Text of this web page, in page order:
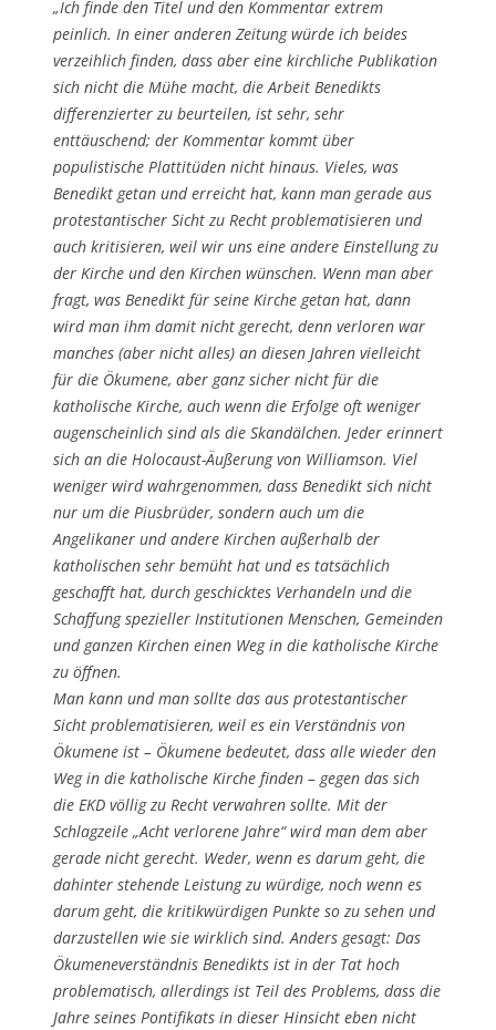
„Ich finde den Titel und den Kommentar extrem
peinlich. In einer anderen Zeitung würde ich beides
verzeihlich finden, dass aber eine kirchliche Publikation
sich nicht die Mühe macht, die Arbeit Benedikts
differenzierter zu beurteilen, ist sehr, sehr
enttäuschend; der Kommentar kommt über
populistische Plattitüden nicht hinaus. Vieles, was
Benedikt getan und erreicht hat, kann man gerade aus
protestantischer Sicht zu Recht problematisieren und
auch kritisieren, weil wir uns eine andere Einstellung zu
der Kirche und den Kirchen wünschen. Wenn man aber
fragt, was Benedikt für seine Kirche getan hat, dann
wird man ihm damit nicht gerecht, denn verloren war
manches (aber nicht alles) an diesen Jahren vielleicht
für die Ökumene, aber ganz sicher nicht für die
katholische Kirche, auch wenn die Erfolge oft weniger
augenscheinlich sind als die Skandälchen. Jeder erinnert
sich an die Holocaust-Äußerung von Williamson. Viel
weniger wird wahrgenommen, dass Benedikt sich nicht
nur um die Piusbrüder, sondern auch um die
Angelikaner und andere Kirchen außerhalb der
katholischen sehr bemüht hat und es tatsächlich
geschafft hat, durch geschicktes Verhandeln und die
Schaffung spezieller Institutionen Menschen, Gemeinden
und ganzen Kirchen einen Weg in die katholische Kirche
zu öffnen.
Man kann und man sollte das aus protestantischer
Sicht problematisieren, weil es ein Verständnis von
Ökumene ist – Ökumene bedeutet, dass alle wieder den
Weg in die katholische Kirche finden – gegen das sich
die EKD völlig zu Recht verwahren sollte. Mit der
Schlagzeile „Acht verlorene Jahre“ wird man dem aber
gerade nicht gerecht. Weder, wenn es darum geht, die
dahinter stehende Leistung zu würdige, noch wenn es
darum geht, die kritikwürdigen Punkte so zu sehen und
darzustellen wie sie wirklich sind. Anders gesagt: Das
Ökumeneverständnis Benedikts ist in der Tat hoch
problematisch, allerdings ist Teil des Problems, dass die
Jahre seines Pontifikats in dieser Hinsicht eben nicht